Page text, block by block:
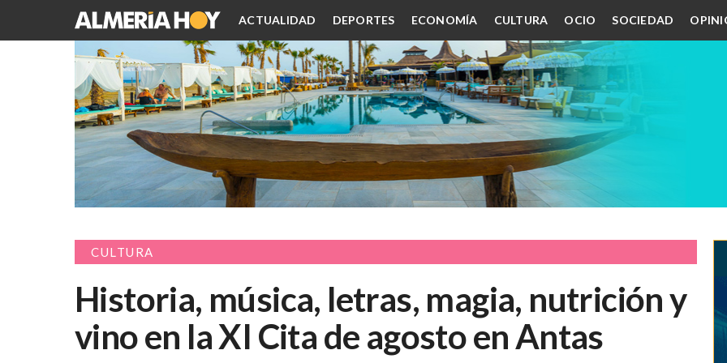
ACTUALIDAD DEPORTES ECONOMÍA CULTURA OCIO SOCIEDAD
CULTURA
Historia, música, letras, magia, nutrición y
vino en la XI Cita de agosto en Antas